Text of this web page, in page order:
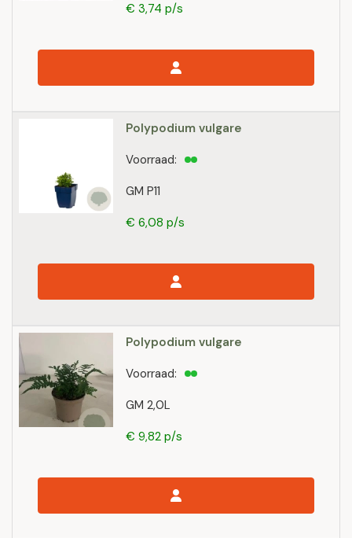
€ 3,74 p/s
Polypodium vulgare
GM P11
Voorraad:
€ 6,08 p/s
Polypodium vulgare
GM 2,0L
Voorraad:
€ 9,82 p/s